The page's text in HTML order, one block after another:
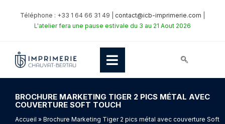
Téléphone : +33 1 64 66 31 49 | contact@icb-imprimerie.com
L'atelier fera une pause estivale du 3 au 21 Aout 2026
BROCHURE MARKETING TIGER 2 PICS MÉTAL AVEC
COUVERTURE SOFT TOUCH
Accueil » Brochure Marketing Tiger 2 pics métal avec couverture Soft